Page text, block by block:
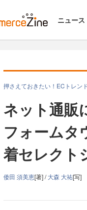
ニュース
押さえておきたい！ECトレン
ネット通販
フォーム
着セレクト
倭田 須美恵[著] /大森 大祐[写]